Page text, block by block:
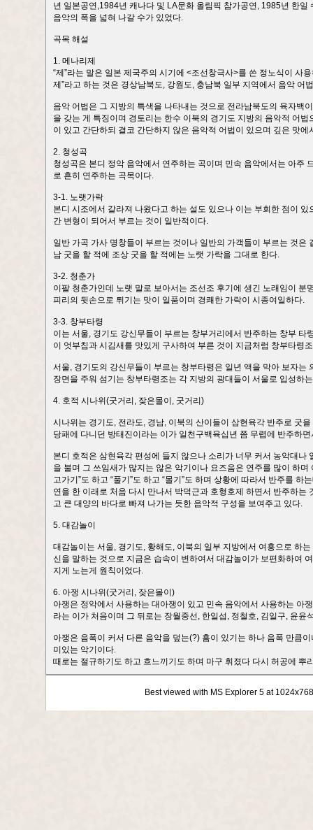
년 일본공연,1984년 캐나다 및 LA문화 올림픽 참가공연, 1985년 한
음악의 폭을 넓혀 나갈 수가 있었다.
곡목 해설
1. 메나리제
“제”라는 말은 일본 제국주의 시기에 <조선창극사>를 쓴 정노식이 사
제”라고 하는 것은 경상남북도, 강원도, 충남북 일부 지역에서 음악
음악 어법은 그 지방의 특색을 나타내는 것으로 전라남북도의 육자백
을 갖는 게 특징이며 경토리는 한수 이북의 경기도 지방의 음악적 어
이 있고 간단하되 결코 간단하지 않은 음악적 어법이 있으며 깊은 맛
2. 청성곡
청성곡은 본디 정악 음악에서 연주하는 곡이며 민속 음악에서는 아주
로 흔히 연주하는 곡목이다.
3-1. 노랫가락
본디 시조에서 갈라져 나왔다고 하는 설도 있으나 이는 부회한 점이
간 변형이 되어서 부르는 것이 일반적이다.
일반 가곡 가사 명창들이 부르는 것이나 일반의 가객들이 부르는 것
남 굿을 할 적에 조상 굿을 할 적에는 노랫 가락을 그대로 한다.
3-2. 청춘가
이팔 청춘가인데 노랫 말로 보아서는 조선조 후기에 생긴 노래임이
피리의 뒷손으로 튀기는 맛이 일품이며 경쾌한 가락이 시종여일하다.
3-3. 창부타령
이는 서울, 경기도 강신무들이 부르는 창부거리에서 반주하는 창부
이 엇부침과 시김새를 맛있게 구사하여 부른 것이 지금처럼 창부타령
서울, 경기도의 강신무들이 부르는 창부타령은 일년 액을 막아 보자
장면을 주워 섬기는 창부타령조는 각 지방의 광대들이 서울로 입성하
4. 호적 시나위(굿거리, 잦은몰이, 굿거리)
시나위는 경기도, 전라도, 경남, 이북의 산이들이 삼현육각 반주로 굿
당패에 다니던 방태진이라는 이가 일천구백육십년 쯤 무렵에 반주하
본디 호적은 삼현육각 편성에 들지 않으나 소리가 너무 커서 농악대
을 불며 그 쓰임새가 많지는 않은 악기이나 요즈음은 연주를 많이 하
고가기”도 하고 “풀기”도 하고 “몰기”도 하며 상황에 따라서 반주를
연을 한 이래로 처음 다시 만나서 박덕근과 호형호제 하면서 반주하
고 큰 대양의 바다로 빠져 나가는 듯한 음악적 구성을 보여주고 있다.
5. 대감놀이
대감놀이는 서울, 경기도, 황해도, 이북의 일부 지방에서 여흥으로 하
신을 말하는 것으로 지금은 습속이 변하여서 대감놀이가 보편화하여
지게 노는게 원칙이었다.
6. 아쟁 시나위(굿거리, 잦은몰이)
아쟁은 정악에서 사용하는 대아쟁이 있고 민속 음악에서 사용하는
라는 이가 처음이며 그 뒤로는 장월중선, 한일섭, 정철호, 김일구, 윤윤
아쟁은 음폭이 커서 다른 음악을 덮는(?) 흠이 있기는 하나 음폭 만큼
미있는 악기이다.
때로는 절규하기도 하고 흐느끼기도 하며 마구 휘졌다 다시 허공에
Best viewed with MS Explorer 5 at